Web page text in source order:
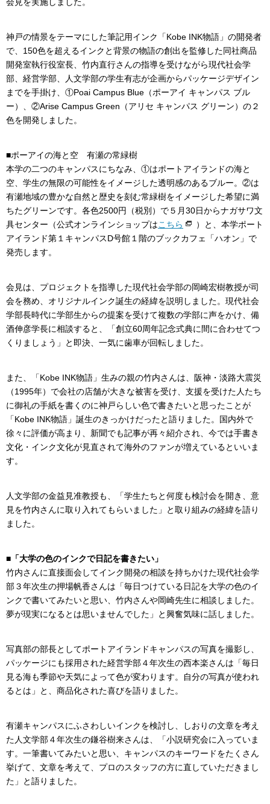
神戸の情景をテーマにした筆記用インク「Kobe INK物語」の開発者
で、150色を超えるインクと背景の物語の創出を監修した同社商品
開発室執行役室長、竹内直行さんの指導を受けながら現代社会学
部、経営学部、人文学部の学生有志が企画からパッケージデザイン
までを手掛け、①Poai Campus Blue（ポーアイ キャンパス ブル
ー）、②Arise Campus Green（アリセ キャンパス グリーン）の２
色を開発しました。
■ポーアイの海と空 有瀬の常緑樹
本学の二つのキャンパスにちなみ、①はポートアイランドの海と
空、学生の無限の可能性をイメージした透明感のあるブルー。②は
有瀬地域の豊かな自然と歴史を刻む常緑樹をイメージした希望に満
ちたグリーンです。各色2500円（税別）で５月30日からナガサワ文
具センター（公式オンラインショップはこちら
）と、本学ポート
アイランド第１キャンパスD号館１階のブックカフェ「ハオン」で
発売します。
会見は、プロジェクトを指導した現代社会学部の岡崎宏樹教授が司
会を務め、オリジナルインク誕生の経緯を説明しました。現代社会
学部長時代に学部生からの提案を受けて複数の学部に声をかけ、備
酒伸彦学長に相談すると、「創立60周年記念式典に間に合わせてつ
くりましょう」と即決、一気に歯車が回転しました。
また、「Kobe INK物語」生みの親の竹内さんは、阪神・淡路大震災
（1995年）で会社の店舗が大きな被害を受け、支援を受けた人たち
に御礼の手紙を書くのに神戸らしい色で書きたいと思ったことが
「Kobe INK物語」誕生のきっかけだったと語りました。国内外で
徐々に評価が高まり、新聞でも記事が再々紹介され、今では手書き
文化・インク文化が見直されて海外のファンが増えているといいま
す。
人文学部の金益見准教授も、「学生たちと何度も検討会を開き、意
見を竹内さんに取り入れてもらいました」と取り組みの経緯を語り
ました。
■「大学の色のインクで日記を書きたい」
竹内さんに直接面会してインク開発の相談を持ちかけた現代社会学
部３年次生の押場帆香さんは「毎日つけている日記を大学の色のイ
ンクで書いてみたいと思い、竹内さんや岡崎先生に相談しました。
夢が現実になるとは思いませんでした」と興奮気味に話しました。
写真部の部長としてポートアイランドキャンパスの写真を撮影し、
パッケージにも採用された経営学部４年次生の西本楽さんは「毎日
見る海も季節や天気によって色が変わります。自分の写真が使われ
るとは」と、商品化された喜びを語りました。
有瀬キャンパスにふさわしいインクを検討し、しおりの文章を考え
た人文学部４年次生の鎌谷樹来さんは、「小説研究会に入っていま
す。一筆書いてみたいと思い、キャンパスのキーワードをたくさん
挙げて、文章を考えて、プロのスタッフの方に直していただきまし
た」と語りました。